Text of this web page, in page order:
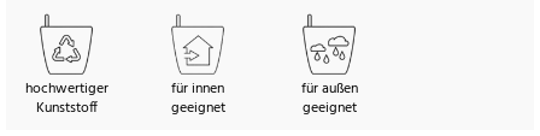
hochwertiger
Kunststoff
für innen
geeignet
für außen
geeignet